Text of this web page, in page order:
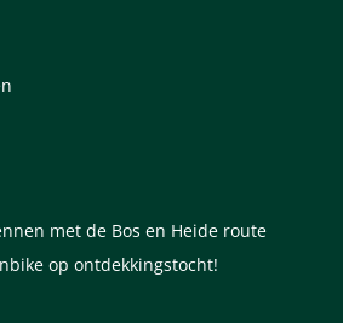
met de Bos en Heide route
op ontdekkingstocht!